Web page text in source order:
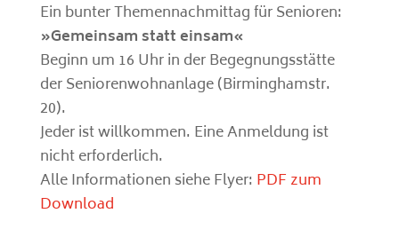
Ein bunter Themennachmittag für Senioren:
»Gemeinsam statt einsam«
Beginn um 16 Uhr in der Begegnungsstätte
der Seniorenwohnanlage (Birminghamstr.
20).
Jeder ist willkommen. Eine Anmeldung ist
nicht erforderlich.
Alle Informationen siehe Flyer: PDF zum
Download